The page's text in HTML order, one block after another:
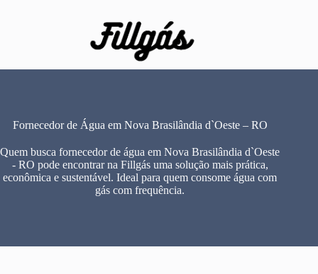
Fornecedor de Água em Nova Brasilândia d`Oeste – RO
Quem busca fornecedor de água em Nova Brasilândia d`Oeste
- RO pode encontrar na Fillgás uma solução mais prática,
econômica e sustentável. Ideal para quem consome água com
gás com frequência.